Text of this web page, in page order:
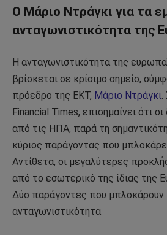
Ο Μάριο Ντράγκι για τα
ανταγωνιστικότητα της
Η ανταγωνιστικότητα της
βρίσκεται σε κρίσιμο σημείο,
πρόεδρο της ΕΚΤ, Μάριο Ντράγκι.
Financial Times, επισημαίνει ότι
από τις ΗΠΑ, παρά τη
κύριος παράγοντας που
Αντίθετα, οι μεγαλύτερες
από το εσωτερικό της ίδιας της
Δύο παράγοντες που μπλοκάρουν
ανταγωνιστικότητα